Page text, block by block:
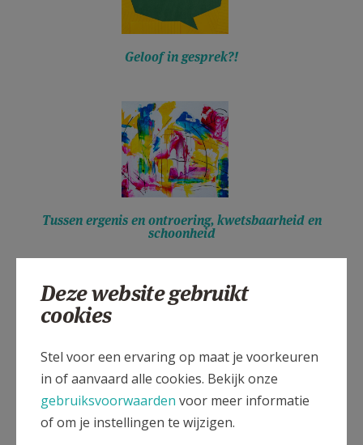
Geloof in gesprek?!
Tussen ergenis en ontroering, kwetsbaarheid en
schoonheid
Bidden met het lichaam
Deze website gebruikt
cookies
Stel voor een ervaring op maat je voorkeuren
in of aanvaard alle cookies. Bekijk onze
gebruiksvoorwaarden voor meer informatie
of om je instellingen te wijzigen.